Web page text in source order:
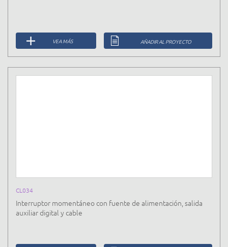
VEA MÁS AÑADIR AL PROYECTO
CL034
Interruptor momentáneo con fuente de alimentación, salida
auxiliar digital y cable